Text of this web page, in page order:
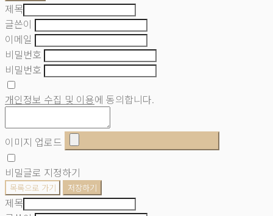
제목
글쓴이
이메일
비밀번호
비밀번호
개인정보 수집 및 이용에 동의합니다.
이미지 업로드
비밀글로 지정하기
목록으로 가기 저장하기
제목